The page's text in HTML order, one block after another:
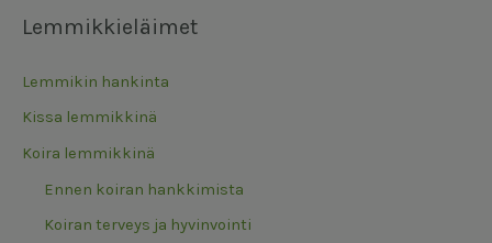
Lemmikkieläimet
Lemmikin hankinta
Kissa lemmikkinä
Koira lemmikkinä
Ennen koiran hankkimista
Koiran terveys ja hyvinvointi